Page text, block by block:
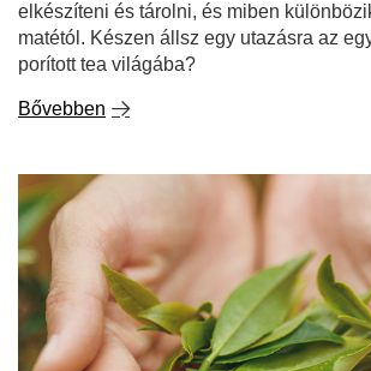
elkészíteni és tárolni, és miben
matétól. Készen állsz egy utazásra az
porított tea világába?
Bővebben